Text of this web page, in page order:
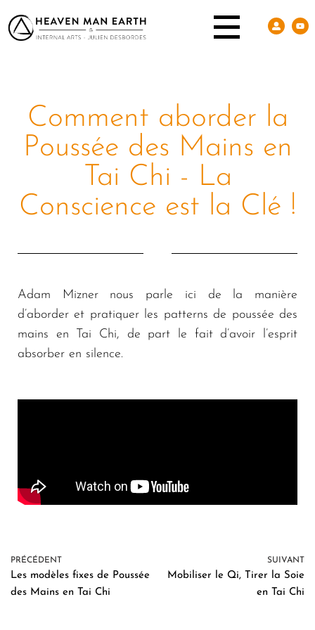
Comment aborder la
Poussée des Mains en
Tai Chi - La
Conscience est la Clé !
Adam Miznernous parle ici de la manière
d’aborder et pratiquer les patterns de poussée des
mains en Tai Chi, de part le fait d’avoir l’esprit
absorber en silence.
PRÉCÉDENT
Les modèles fixes de Poussée
des Mains en Tai Chi
SUIVANT
Mobiliser le Qi, Tirer la Soie
en Tai Chi